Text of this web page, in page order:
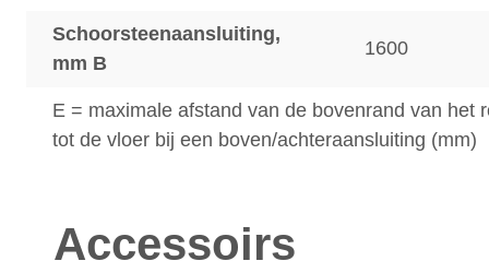
Schoorsteenaansluiting,
mm B
1600
E = maximale afstand van de bovenrand van het
tot de vloer bij een boven/achteraansluiting (mm)
Accessoirs